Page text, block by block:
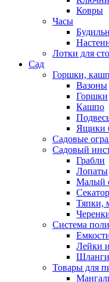
Ковры
Часы
Лотки для
Сад
Горшки,
Вазоны
Горшки
Кашпо
Ящики
Садовые
Садовый
Грабли
Лопаты
Малый
Тяпки,
Система
Лейки
Шланги
Товары для